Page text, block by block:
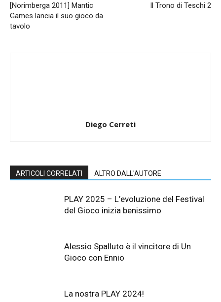
[Norimberga 2011] Mantic
Games lancia il suo gioco da
tavolo
Il Trono di Teschi 2
Diego Cerreti
ARTICOLI CORRELATI ALTRO DALL'AUTORE
PLAY 2025 – L’evoluzione del Festival
del Gioco inizia benissimo
Alessio Spalluto è il vincitore di Un
Gioco con Ennio
La nostra PLAY 2024!